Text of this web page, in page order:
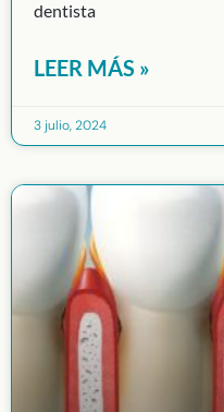
dentista
LEER MÁS »
3 julio, 2024